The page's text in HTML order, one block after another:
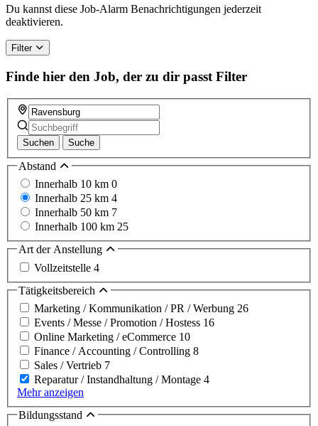
Du kannst diese Job-Alarm Benachrichtigungen jederzeit
deaktivieren.
Filter
Finde hier den Job, der zu dir passt Filter
Suchen Suche
Abstand
Innerhalb 10 km 0
Innerhalb 25 km 4
Innerhalb 50 km 7
Innerhalb 100 km 25
Art der Anstellung
Vollzeitstelle 4
Tätigkeitsbereich
Marketing / Kommunikation / PR / Werbung 26
Events / Messe / Promotion / Hostess 16
Online Marketing / eCommerce 10
Finance / Accounting / Controlling 8
Sales / Vertrieb 7
Reparatur / Instandhaltung / Montage 4
Mehr anzeigen
Bildungsstand